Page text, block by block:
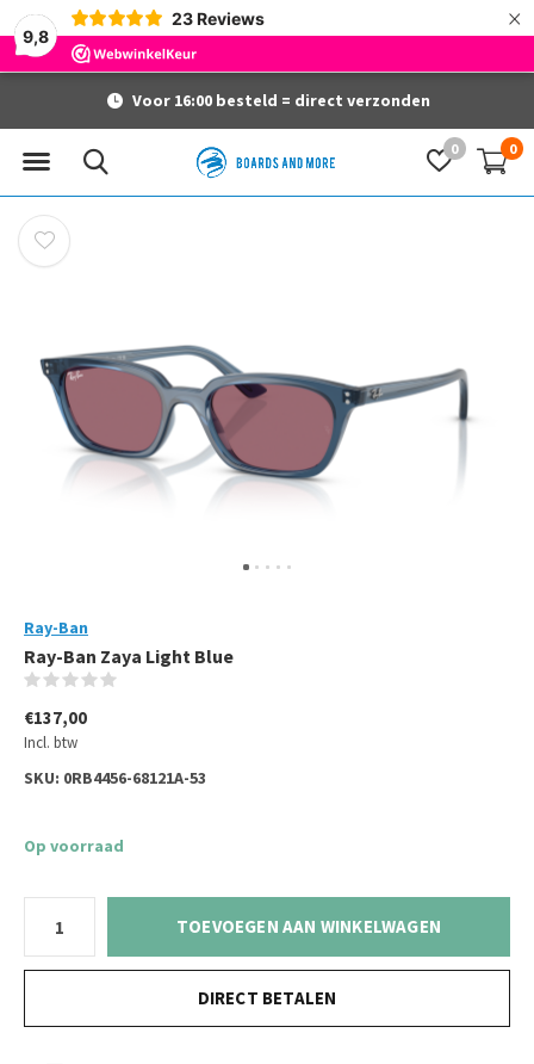
9,8
23 Reviews ×
0 0
Voor 16:00 besteld = direct verzonden
Ray-Ban
Ray-Ban Zaya Light Blue
€137,00
Incl. btw
SKU: 0RB4456-68121A-53
Op voorraad
TOEVOEGEN AAN WINKELWAGEN
DIRECT BETALEN